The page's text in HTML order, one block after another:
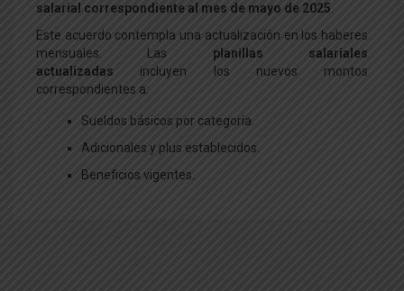
salarial correspondiente al mes de mayo de 2025
Este acuerdo contempla una actualización en los haberes
mensuales. Las planillas salariales
actualizadas incluyen los nuevos montos
correspondientes a:
Sueldos básicos por categoría.
Adicionales y plus establecidos.
Beneficios vigentes.